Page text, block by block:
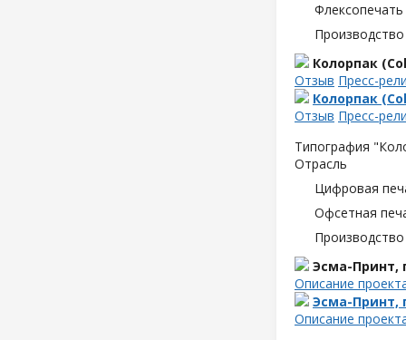
Колорпак
Отзыв Пресс-
Колорпак
Отзыв Пресс-
Типография
Отрасль
Цифровая
Офсетная
Эсма-Принт,
Описание
Эсма-Принт,
Описание